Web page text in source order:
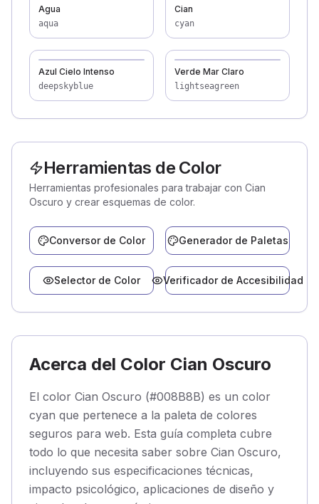
Agua
aqua
Cian
cyan
Azul Cielo Intenso
deepskyblue
Verde Mar Claro
lightseagreen
Herramientas de Color
Herramientas profesionales para trabajar con Cian
Oscuro y crear esquemas de color.
Conversor de Color Generador de Paletas
Selector de Color Verificador de Accesibilidad
Acerca del Color Cian Oscuro
El color Cian Oscuro (#008B8B) es un color
cyan que pertenece a la paleta de colores
seguros para web. Esta guía completa cubre
todo lo que necesita saber sobre Cian Oscuro,
incluyendo sus especificaciones técnicas,
impacto psicológico, aplicaciones de diseño y